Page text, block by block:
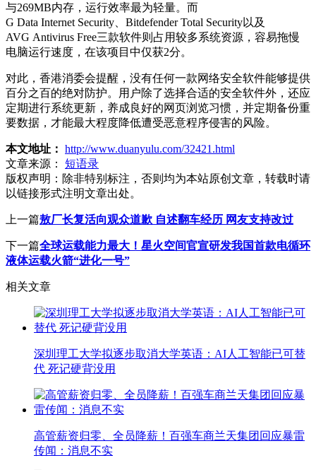
与269MB内存，运行效率最为轻量。而
G Data Internet Security、Bitdefender Total Security以及
AVG Antivirus Free三款软件则占用较多系统资源，容易拖慢
电脑运行速度，在该项目中仅获2分。
对此，香港消委会提醒，没有任何一款网络安全软件能够提供
百分之百的绝对防护。用户除了选择合适的安全软件外，还应
定期进行系统更新，养成良好的网页浏览习惯，并定期备份重
要数据，才能最大程度降低遭受恶意程序侵害的风险。
本文地址： http://www.duanyulu.com/32421.html
文章来源：
短语录
版权声明： 除非特别标注，否则均为本站原创文章，转载时请
以链接形式注明文章出处。
上一篇敖厂长复活向观众道歉 自述翻车经历 网友支持改过
下一篇全球运载能力最大！星火空间官宣研发我国首款电循环
液体运载火箭“进化一号”
相关文章
深圳理工大学拟逐步取消大学英语：AI人工智能已可替
代 死记硬背没用
高管薪资归零、全员降薪！百强车商兰天集团回应暴雷
传闻：消息不实